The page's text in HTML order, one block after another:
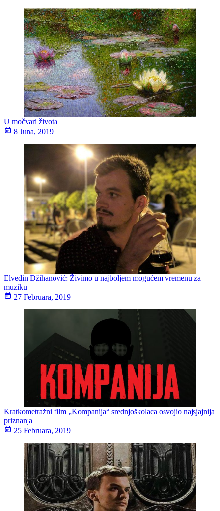
U močvari života
8 Juna, 2019
Elvedin Džihanović: Živimo u najboljem mogućem vremenu za
muziku
27 Februara, 2019
Kratkometražni film „Kompanija“ srednjoškolaca osvojio najsjajnija
priznanja
25 Februara, 2019